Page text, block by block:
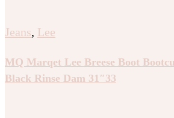
Jeans, Lee
MQ Marqet Lee Breese Boot
Black Rinse Dam 31″33